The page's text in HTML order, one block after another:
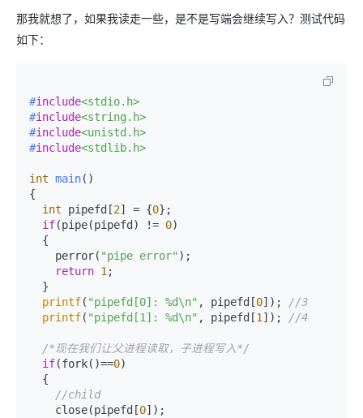
那我就想了，如果我读走一些，是不是写端会继续写入？测试代码
如下：
#include<stdio.h>
#include<string.h>
#include<unistd.h>
#include<stdlib.h>
int main()
{
int pipefd[2] = {0};
if(pipe(pipefd) != 0)
    perror(
"pipe error" );
return 1 ;
printf( "pipefd[0]: %d\n" , pipefd[0]);
//3
printf( "pipefd[1]: %d\n" , pipefd[1 ]); //4
/*现在我们让父进程读取，子进程写入*/
if(fork()==0)
//child
    close(pipefd[
0]);